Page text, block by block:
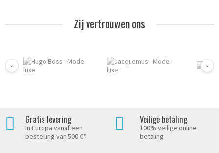
Zij vertrouwen ons
‹ ›
Gratis levering
In Europa vanaf een
bestelling van 500 €*
Veilige betaling
100% veilige online
betaling